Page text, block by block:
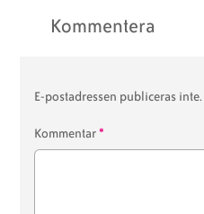
Kommentera
E-postadressen publiceras inte.
Kommentar*